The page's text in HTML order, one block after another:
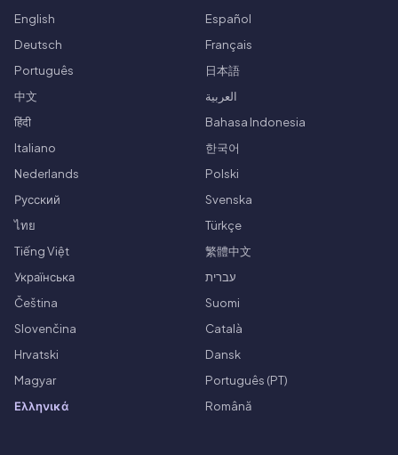
English
Español
Deutsch
Français
Português
日本語
中文
العربية
हिंदी
Bahasa Indonesia
Italiano
한국어
Nederlands
Polski
Русский
Svenska
ไทย
Türkçe
Tiếng Việt
繁體中文
Українська
עברית
Čeština
Suomi
Slovenčina
Català
Hrvatski
Dansk
Magyar
Português (PT)
Ελληνικά
Română